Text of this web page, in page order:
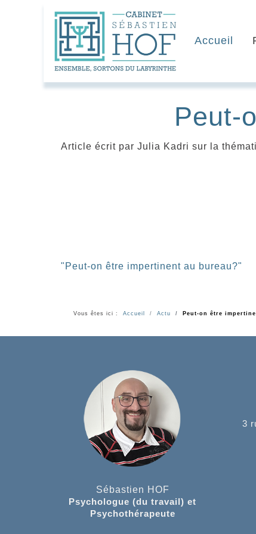
Accueil
Peut-
Article écrit par Julia Kadri sur la
"Peut-on être impertinent au bureau?"
Vous êtes ici : Accueil Actu Peut-on être
Sébastien HOF
Psychologue (du travail) et
Psychothérapeute
3